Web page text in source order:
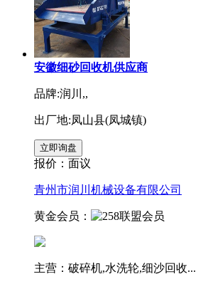
安徽细砂回收机供应商
品牌:润川,,
出厂地:凤山县(凤城镇)
报价： 面议
青州市润川机械设备有限公司
黄金会员：
主营：破碎机,水洗轮,细沙回收...